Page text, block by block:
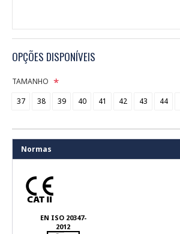
OPÇÕES DISPONÍVEIS
TAMANHO
37
38 39 40 41 42 43 44
Normas
EN ISO 20347-
2012